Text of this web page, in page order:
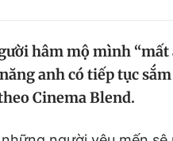
hâm mộ mình “mất
anh có tiếp tục
Cinema Blend.